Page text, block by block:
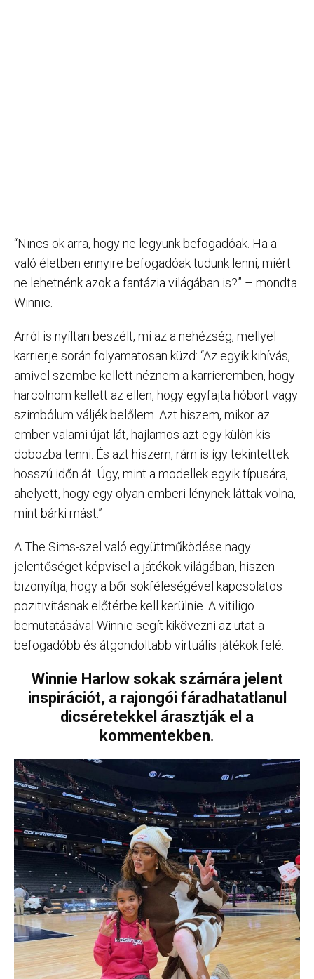
“Nincs ok arra, hogy ne legyünk befogadóak. Ha a
való életben ennyire befogadóak tudunk lenni, miért
ne lehetnénk azok a fantázia világában is?” – mondta
Winnie.
Arról is nyíltan beszélt, mi az a nehézség, mellyel
karrierje során folyamatosan küzd: “Az egyik kihívás,
amivel szembe kellett néznem a karrieremben, hogy
harcolnom kellett az ellen, hogy egyfajta hóbort vagy
szimbólum váljék belőlem. Azt hiszem, mikor az
ember valami újat lát, hajlamos azt egy külön kis
dobozba tenni. És azt hiszem, rám is így tekintettek
hosszú időn át. Úgy, mint a modellek egyik típusára,
ahelyett, hogy egy olyan emberi lénynek láttak volna,
mint bárki mást.”
A The Sims-szel való együttműködése nagy
jelentőséget képvisel a játékok világában, hiszen
bizonyítja, hogy a bőr sokféleségével kapcsolatos
pozitivitásnak előtérbe kell kerülnie. A vitiligo
bemutatásával Winnie segít kikövezni az utat a
befogadóbb és átgondoltabb virtuális játékok felé.
Winnie Harlow sokak számára jelent
inspirációt, a rajongói fáradhatatlanul
dicséretekkel árasztják el a
kommentekben.